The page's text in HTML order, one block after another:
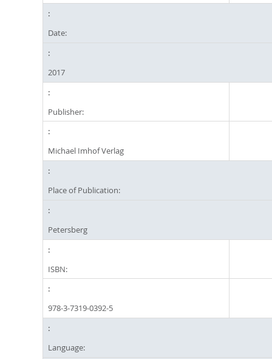
Date:
2017
Publisher:
Michael Imhof Verlag
Place of Publication:
Petersberg
ISBN:
978-3-7319-0392-5
Language: